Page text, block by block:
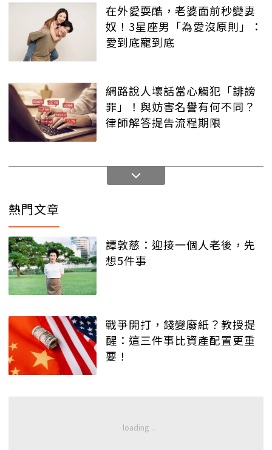
在外愛耍酷，老婆面前秒變妻
奴！3星座男「為愛沒原則」：
愛到底寵到底
網路說人壞話當心觸犯「誹謗
罪」！與妨害名譽有何不同？
律師解答提告流程期限
熱門文章
譚敦慈：迎接一個人老後，先
想5件事
戰爭開打，錢變廢紙？教授提
醒：這三件事比資產配置更重
要！